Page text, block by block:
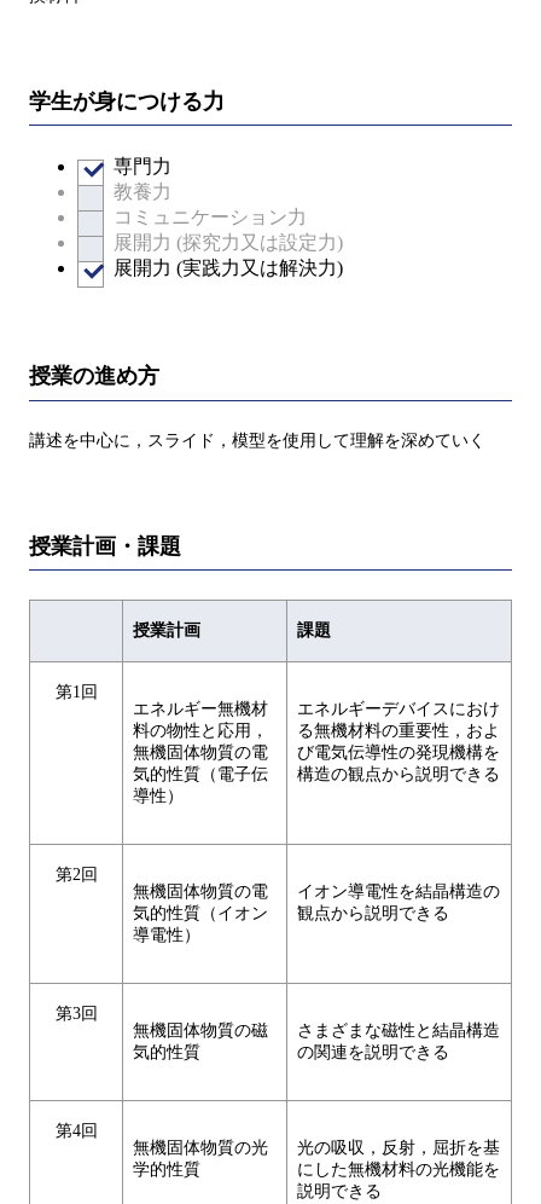
学生が身につける力
専門力
教養力
コミュニケーション力
展開力 (探究力又は設定力)
展開力 (実践力又は解決力)
授業の進め方
講述を中心に，スライド，模型を使用して理解を深めていく
授業計画・課題
授業計画 課題
第1回
エネルギー無機材
料の物性と応用，
無機固体物質の電
気的性質（電子伝
導性）
エネルギーデバイスにおけ
る無機材料の重要性，およ
び電気伝導性の発現機構を
構造の観点から説明できる
第2回
無機固体物質の電
気的性質（イオン
導電性）
イオン導電性を結晶構造の
観点から説明できる
第3回
無機固体物質の磁
気的性質
さまざまな磁性と結晶構造
の関連を説明できる
第4回
無機固体物質の光
学的性質
光の吸収，反射，屈折を基
にした無機材料の光機能を
説明できる